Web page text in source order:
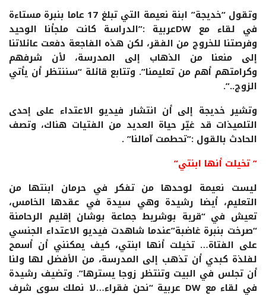
وتقول “خديجة” ابنة نعيمة التي تبلغ 17 عاما بنبرة مستاءة
في لقاء مع DWعربية :”الدراسة كانت ملجأنا الوحيد
وفرصتنا للخروج من الفقر، لكن هذه الفاجعة دفعت عائلاتنا
إلى منعنا من الذهاب إلى المدرسة، لأن شرفهم
وكرامتهم أهم من تعليمنا”. وتتابع قائلة “سننتظر أن يأتي
الزوج..”.
وتشير خديجة إلى أن انتشار فيديو الاعتداء على إحدى
التلميذات قد غيّر حياة العديد من الفتيات هناك، وتصف
الحادث بالقول :”تحطمت آمالنا” .
” تخيلت أنها ابنتي”
ليست نعيمة لوحدها من تفكر في حرمان ابنتها من
التعليم، أيضا رشيدة وهي سيدة في عقدها الخامس،
تعيش في “قرية بوشريط جماعة بوشان إقليم الرحامنة
“صرخت بنبرة غاضبة”عندما شاهدت فيديو الاعتداء الجنسي
على الفتاة… تخيلت أنها ابنتي، كيف يمكنني أن أسمح
لفلذة كبدي أن تذهب إلى المدرسة، من الأفضل لها ولنا
أن تجلس في البيت وتنتظر زوجا يسترها”. وتضيف رشيدة
في لقاء مع DW عربية “نحن فقراء…لا نملك سوى شرف